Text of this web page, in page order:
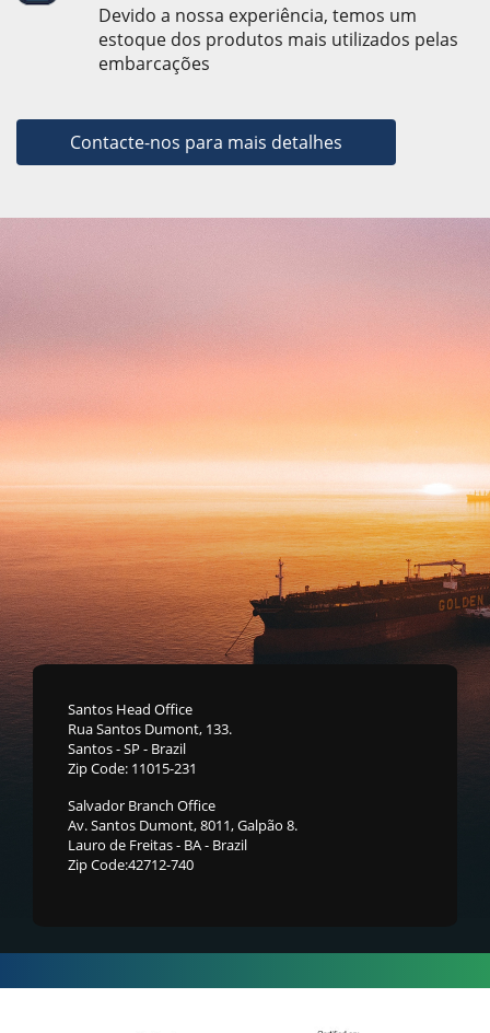
Devido a nossa experiência, temos um
estoque dos produtos mais utilizados pelas
embarcações
Contacte-nos para mais detalhes
Santos Head Office
Rua Santos Dumont, 133.
Santos - SP - Brazil
Zip Code: 11015-231
Salvador Branch Office
Av. Santos Dumont, 8011, Galpão 8.
Lauro de Freitas - BA - Brazil
Zip Code:42712-740